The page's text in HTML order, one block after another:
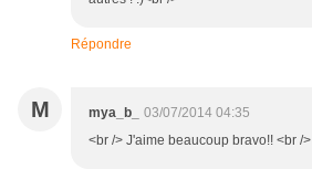
Répondre
M mya_b_
03/07/2014 04:35
<br /> J'aime beaucoup bravo!! <br />